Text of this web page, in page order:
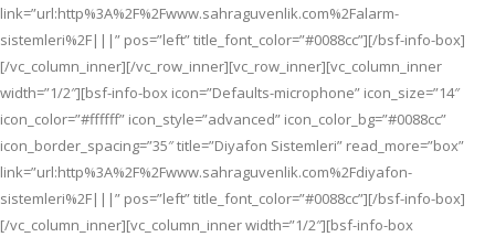
link=”url:http%3A%2F%2Fwww.sahraguvenlik.com%2Falarm-
sistemleri%2F|||” pos=”left” title_font_color=”#0088cc”][/bsf-info-box]
[/vc_column_inner][/vc_row_inner][vc_row_inner][vc_column_inner
width=”1/2″][bsf-info-box icon=”Defaults-microphone” icon_size=”14″
icon_color=”#ffffff” icon_style=”advanced” icon_color_bg=”#0088cc”
icon_border_spacing=”35″ title=”Diyafon Sistemleri” read_more=”box”
link=”url:http%3A%2F%2Fwww.sahraguvenlik.com%2Fdiyafon-
sistemleri%2F|||” pos=”left” title_font_color=”#0088cc”][/bsf-info-box]
[/vc_column_inner][vc_column_inner width=”1/2″][bsf-info-box